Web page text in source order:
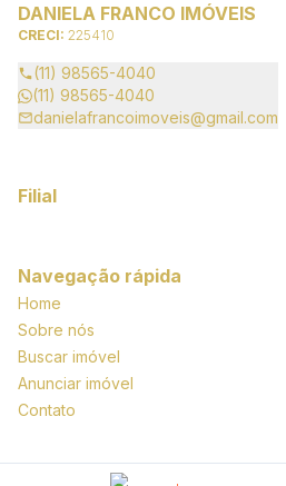
DANIELA FRANCO IMÓVEIS
CRECI: 225410
(11) 98565-4040
(11) 98565-4040
danielafrancoimoveis@gmail.com
Filial
Navegação rápida
Home
Sobre nós
Buscar imóvel
Anunciar imóvel
Contato